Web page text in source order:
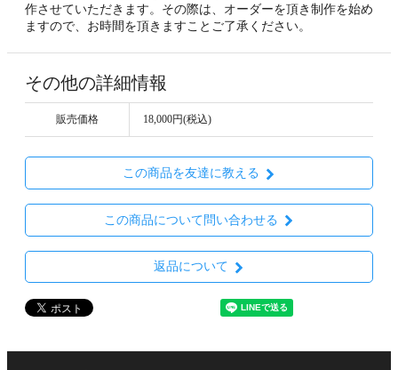
作させていただきます。その際は、オーダーを頂き制作を始め
ますので、お時間を頂きますことご了承ください。
その他の詳細情報
販売価格 18,000円(税込)
この商品を友達に教える
この商品について問い合わせる
返品について